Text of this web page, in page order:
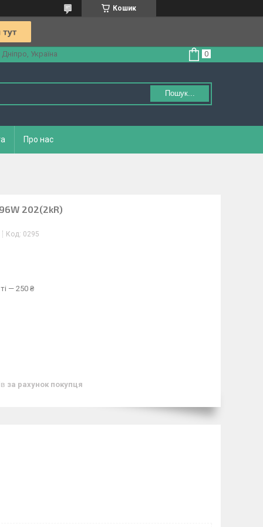
Кошик
Україна
Пошук...
Про нас
202(2kR)
Код: 0295
— 250 ₴
за рахунок покупця